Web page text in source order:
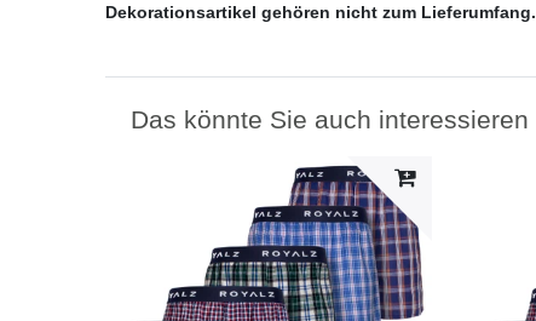
Dekorationsartikel gehören nicht zum Lieferumfang.
Das könnte Sie auch interessieren